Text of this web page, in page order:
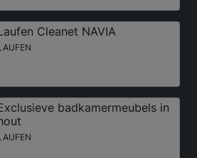
Cleanet NAVIA
badkamermeubels in